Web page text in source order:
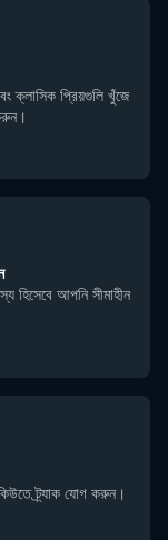
ক্লাসিক প্রিয়গুলি খুঁজে
হিসেবে আপনি সীমাহীন
ট্র্যাক যোগ করুন।